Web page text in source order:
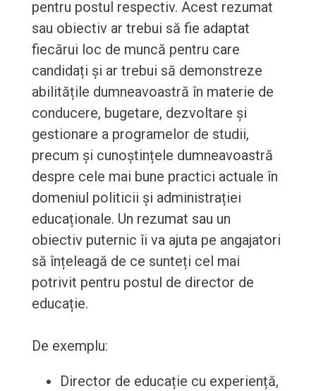
pentru postul respectiv. Acest rezumat
sau obiectiv ar trebui să fie adaptat
fiecărui loc de muncă pentru care
candidați și ar trebui să demonstreze
abilitățile dumneavoastră în materie de
conducere, bugetare, dezvoltare și
gestionare a programelor de studii,
precum și cunoștințele dumneavoastră
despre cele mai bune practici actuale în
domeniul politicii și administrației
educaționale. Un rezumat sau un
obiectiv puternic îi va ajuta pe angajatori
să înțeleagă de ce sunteți cel mai
potrivit pentru postul de director de
educație.
De exemplu:
Director de educație cu experiență,